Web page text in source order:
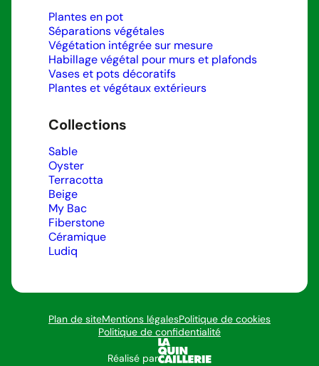
Plantes en pot
Séparations végétales
Végétation intégrée sur mesure
Habillage végétal pour murs et plafonds
Vases et pots décoratifs
Plantes et végétaux extérieurs
Collections
Sable
Oyster
Terracotta
Beige
My Bac
Fiberstone
Céramique
Ludiq
Plan de siteMentions légalesPolitique de cookies
Politique de confidentialité
Réalisé par